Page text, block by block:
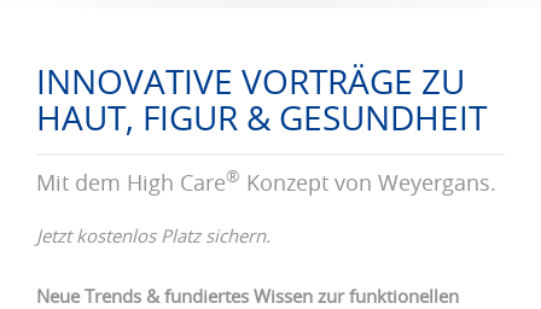
INNOVATIVE VORTRÄGE ZU
HAUT, FIGUR & GESUNDHEIT
Mit dem High Care® Konzept von Weyergans.
Jetzt kostenlos Platz sichern.
Neue Trends & fundiertes Wissen zur funktionellen